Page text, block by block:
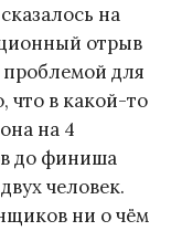
на
отрыв
для
что в какой-то
на 4
до финиша
человек.
ни о чём